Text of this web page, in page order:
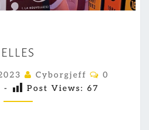
L
L
E
S
ELLES
Cyborgjeff
C
0
- Post Views: 67